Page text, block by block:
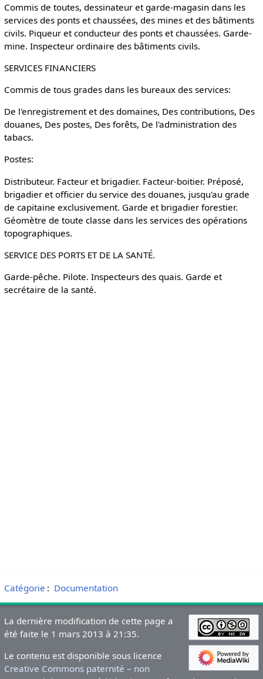
Commis de toutes, dessinateur et garde-magasin dans les
services des ponts et chaussées, des mines et des bâtiments
civils. Piqueur et conducteur des ponts et chaussées. Garde-
mine. Inspecteur ordinaire des bâtiments civils.
SERVICES FINANCIERS
Commis de tous grades dans les bureaux des services:
De l'enregistrement et des domaines, Des contributions, Des
douanes, Des postes, Des forêts, De l'administration des
tabacs.
Postes:
Distributeur. Facteur et brigadier. Facteur-boitier. Préposé,
brigadier et officier du service des douanes, jusqu'au grade
de capitaine exclusivement. Garde et brigadier forestier.
Géomètre de toute classe dans les services des opérations
topographiques.
SERVICE DES PORTS ET DE LA SANTÉ.
Garde-pêche. Pilote. Inspecteurs des quais. Garde et
secrétaire de la santé.
Catégorie : Documentation
La dernière modification de cette page a
été faite le 1 mars 2013 à 21:35.
Le contenu est disponible sous licence
Creative Commons paternité – non